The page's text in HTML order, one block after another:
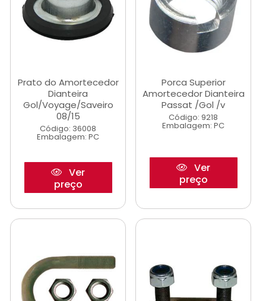
Prato do Amortecedor
Dianteira
Gol/Voyage/Saveiro
08/15
Código: 36008
Embalagem: PC
Ver
preço
Porca Superior
Amortecedor Dianteira
Passat /Gol /v
Código: 9218
Embalagem: PC
Ver
preço